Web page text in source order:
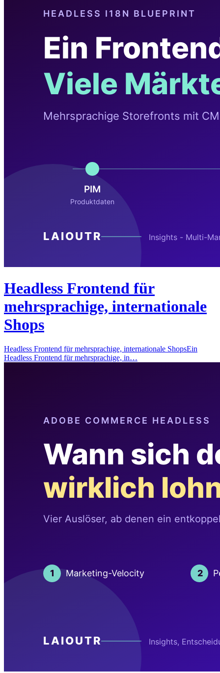
Headless Frontend für
mehrsprachige, internationale
Shops
Headless Frontend für mehrsprachige, internationale ShopsEin
Headless Frontend für mehrsprachige, in…